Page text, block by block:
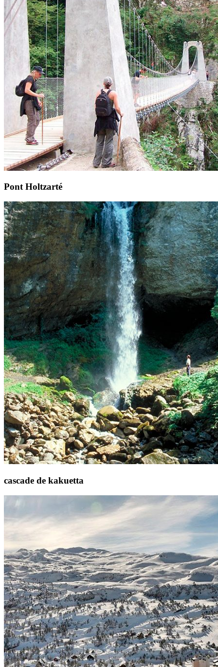
Pont Holtzarté
cascade de kakuetta